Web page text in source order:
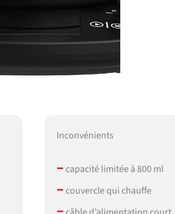
Inconvénients
–capacité limitée à 800 ml
–couvercle qui chauffe